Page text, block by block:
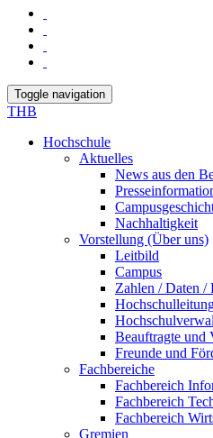
Toggle navigation
THB
Hochschule
Aktuelles
News aus den
Nachhaltigkeit
Vorstellung (Über uns)
Leitbild
Campus
Zahlen / Daten /
Beauftragte und
Freunde und
Fachbereiche
Fachbereich
Fachbereich
Fachbereich
Gremien